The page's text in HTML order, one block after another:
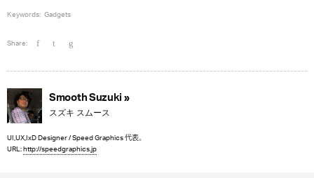
Keywords: Gadgets
Share:
Smooth Suzuki »
スズキ スムース
UI,UX,IxD Designer / Speed Graphics 代表。
URL:http://speedgraphics.jp